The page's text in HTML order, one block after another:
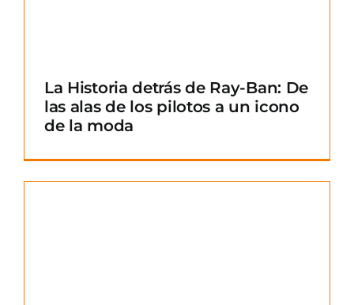
La Historia detrás de Ray-Ban: De
las alas de los pilotos a un icono
de la moda